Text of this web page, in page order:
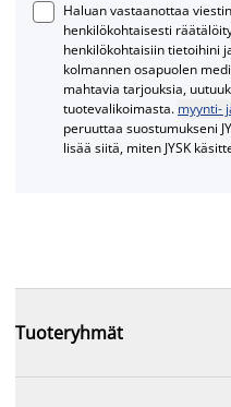
Haluan vastaanottaa
henkilökohtaisesti
henkilökohtaisiin tietoihini
kolmannen osapuolen
mahtavia tarjouksia,
tuotevalikoimasta. myynti-
peruuttaa suostumukseni
lisää siitä, miten JYSK
Tuoteryhmät